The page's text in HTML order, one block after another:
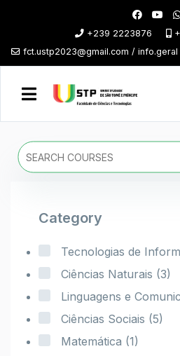
+239 2223876
fct.ustp2023@gmail.com / info.geral
Category
Tecnologias de
Ciências Naturais (3)
Linguagens e
Ciências Sociais (5)
Matemática (1)